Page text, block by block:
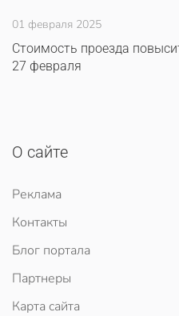
01 февраля 2025
Стоимость проезда
27 февраля
О сайте
Реклама
Контакты
Блог портала
Партнеры
Карта сайта